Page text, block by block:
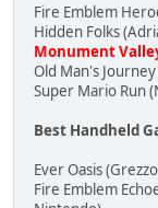
Fire Emblem
Hidden Folks
Monument
Old Man's
Super Mario Run
Best Handheld
Ever Oasis
Fire Emblem